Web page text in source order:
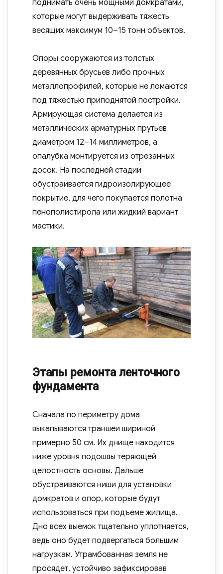
поднимать очень мощными домкратами,
которые могут выдерживать тяжесть
весящих максимум 10–15 тонн объектов.
Опоры сооружаются из толстых
деревянных брусьев либо прочных
металлопрофилей, которые не ломаются
под тяжестью приподнятой постройки.
Армирующая система делается из
металлических арматурных прутьев
диаметром 12–14 миллиметров, а
опалубка монтируется из отрезанных
досок. На последней стадии
обустраивается гидроизолирующее
покрытие, для чего покупается полотна
пенополистирола или жидкий вариант
мастики.
Этапы ремонта ленточного
фундамента
Сначала по периметру дома
выкапываются траншеи шириной
примерно 50 см. Их днище находится
ниже уровня подошвы теряющей
целостность основы. Дальше
обустраиваются ниши для установки
домкратов и опор, которые будут
использоваться при подъеме жилища.
Дно всех выемок тщательно уплотняется,
ведь оно будет подвергаться большим
нагрузкам. Утрамбованная земля не
просядет, устойчиво зафиксировав